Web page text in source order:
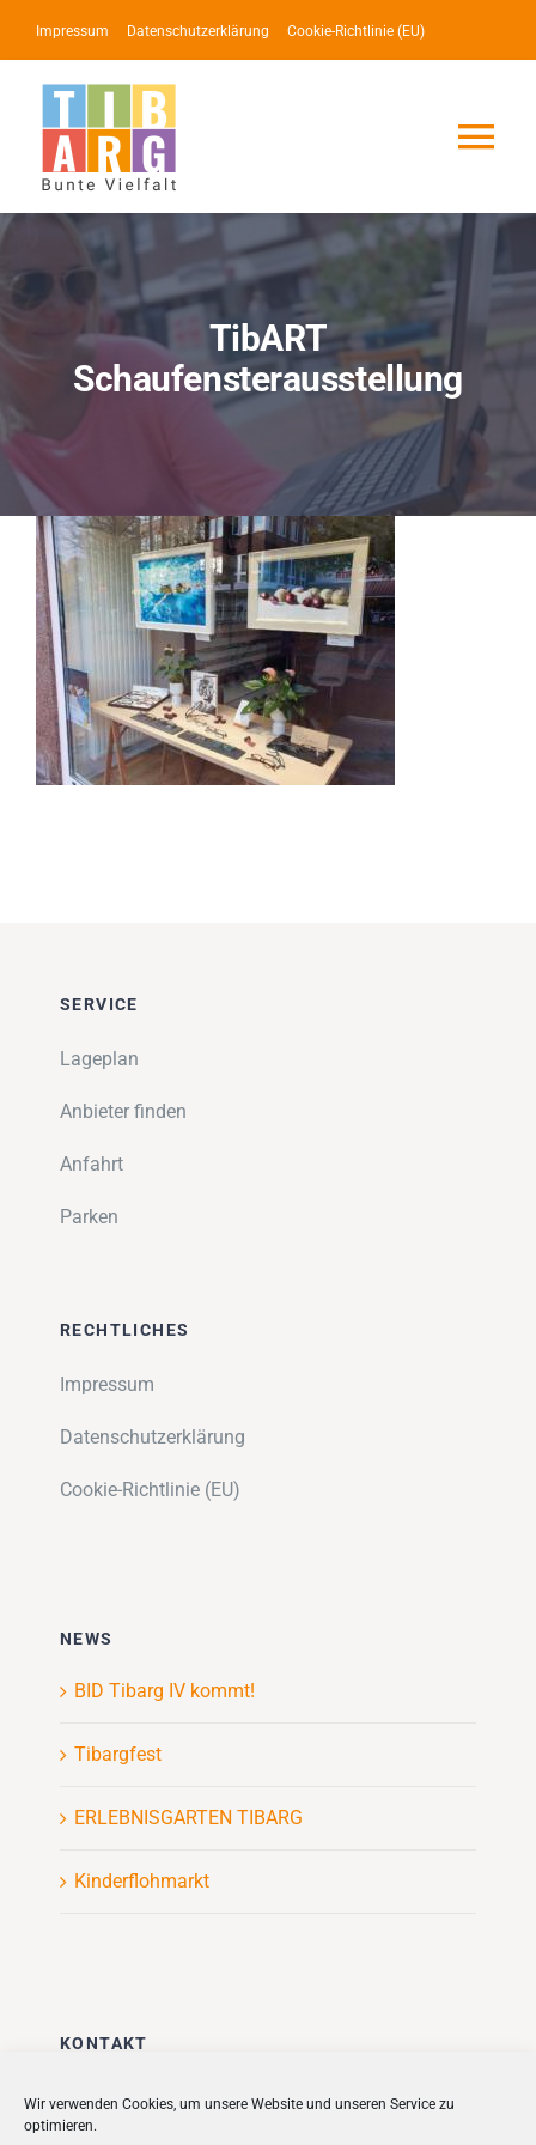
Wir verwenden Cookies, um unsere Website und unseren Service zu
optimieren.
Inhalt
springen
Impressum Datenschutzerklärung Cookie-Richtlinie (EU)
Service
Impressionen
Über uns
SUCHE
NACH:
TibART
Schaufensterausstellung
SERVICE
Lageplan
Anbieter finden
Anfahrt
Parken
RECHTLICHES
Impressum
Datenschutzerklärung
Cookie-Richtlinie (EU)
NEWS
BID Tibarg IV kommt!
Tibargfest
ERLEBNISGARTEN TIBARG
Kinderflohmarkt
KONTAKT
Stadt + Handel City- und